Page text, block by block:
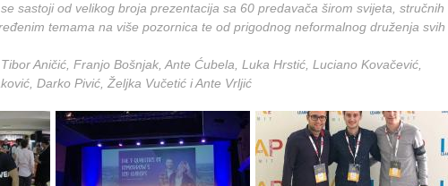
sastoji od velikog broja prezentacija sa 60 predavača širom svijeta, stručnih
temama na više pozornica te od prigodnog neformalnog druženja svih
Aničić, Franjo Bošnjak, Ante Ćubela, Luka Hrstić, Luciano Kovačević,
Darko Pivić, Željka Vučetić i Ante Vrljić